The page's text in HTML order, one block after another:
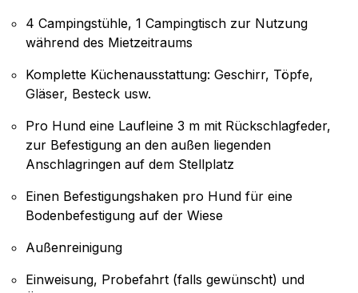
4 Campingstühle, 1 Campingtisch zur Nutzung
während des Mietzeitraums
Komplette Küchenausstattung: Geschirr, Töpfe,
Gläser, Besteck usw.
Pro Hund eine Laufleine 3 m mit Rückschlagfeder,
zur Befestigung an den außen liegenden
Anschlagringen auf dem Stellplatz
Einen Befestigungshaken pro Hund für eine
Bodenbefestigung auf der Wiese
Außenreinigung
Einweisung, Probefahrt (falls gewünscht) und